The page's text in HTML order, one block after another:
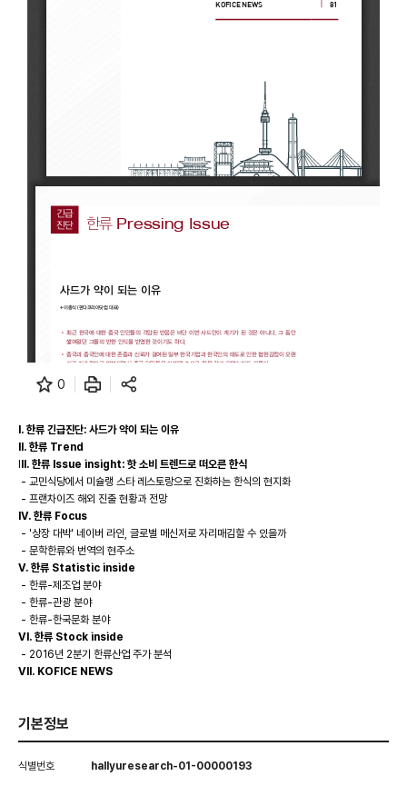
0
I. 한류 긴급진단: 사드가 약이 되는 이유
II. 한류 Trend
II. 한류 Issue insight: 핫 소비 트렌드로 떠오른 한식
- 교민식당에서 미슐랭 스타 레스토랑으로 진화하는 한식의 현지화
- 프랜차이즈 해외 진출 현황과 전망
IV. 한류 Focus
- '상장 대박' 네이버 라인, 글로벌 메신저로 자리매김할 수 있을까
- 문학한류와 번역의 현주소
V. 한류 Statistic inside
- 한류-제조업 분야
- 한류-관광 분야
- 한류-한국문화 분야
VI. 한류 Stock inside
- 2016년 2분기 한류산업 주가 분석
VII. KOFICE NEWS
기본정보
식별번호 hallyuresearch-01-00000193